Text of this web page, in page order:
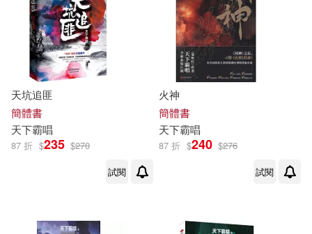
天坑追匪
簡體書
天下霸唱
87 折 $235 $270
試閱
火神
簡體書
天下霸唱
87 折 $240 $276
試閱